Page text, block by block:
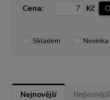
Cena: Kč
Skladem Novinka
Nejnovější Nejlevnější